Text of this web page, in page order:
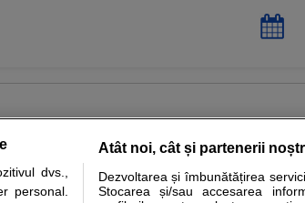
Specialitati medicale Boli si afectiuni
dvs.,
personal.
Atât noi, cât și partenerii
Dezvoltarea și îmbunătățirea
Stocarea și/sau accesarea